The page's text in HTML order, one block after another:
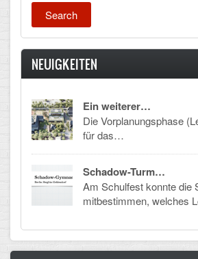
NEUIGKEITEN
Ein weiterer…
Die Vorplanungsphase
für das…
Schadow-Turm…
Am Schulfest konnte die
mitbestimmen, welches